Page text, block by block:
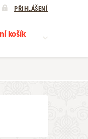
PŘIHLÁŠENÍ
košík